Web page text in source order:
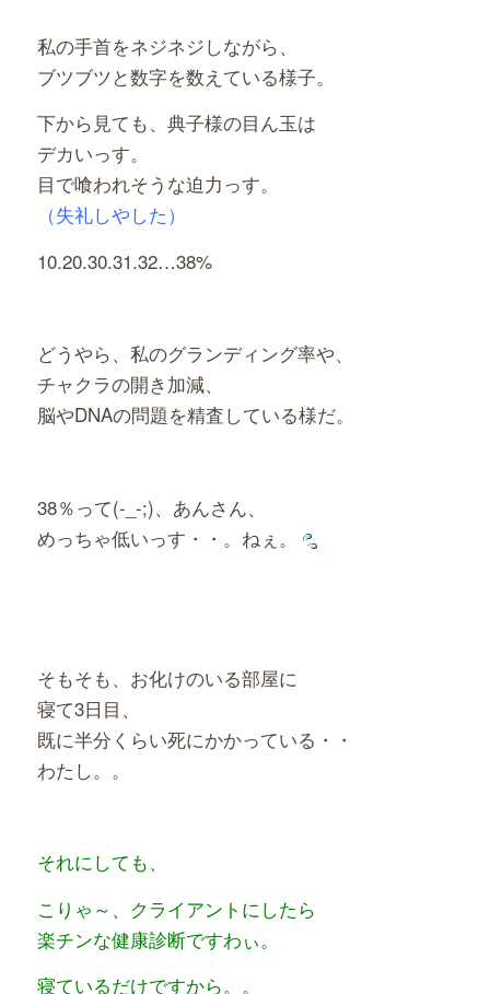
私の手首をネジネジしながら、
ブツブツと数字を数えている様子。
下から見ても、典子様の目ん玉は
デカいっす。
目で喰われそうな迫力っす。
（失礼しやした）
10.20.30.31.32…38%
どうやら、私のグランディング率や、
チャクラの開き加減、
脳やDNAの問題を精査している様だ。
38％って(-_-;)、あんさん、
めっちゃ低いっす・・。ねぇ。
そもそも、お化けのいる部屋に
寝て3日目、
既に半分くらい死にかかっている・・
わたし。。
それにしても、
こりゃ～、クライアントにしたら
楽チンな健康診断ですわぃ。
寝ているだけですから。。